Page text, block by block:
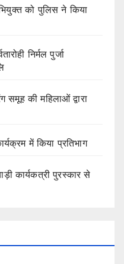
को पुलिस ने किया
निर्मल पुर्जा
समूह की महिलाओं द्वारा
में किया प्रतिभाग
कार्यकत्री पुरस्कार से